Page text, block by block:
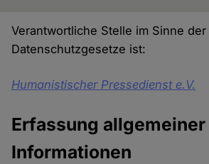
Verantwortliche Stelle im Sinne der
Datenschutzgesetze ist:
Humanistischer Pressedienst e.V.
Erfassung allgemeiner
Informationen